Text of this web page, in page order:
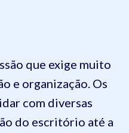
que exige muito
e organização. Os
com diversas
do escritório até a